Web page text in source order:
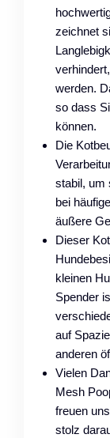
zeichnet
werden.
so dass
können.
Die
stabil, um
bei
äußere
Dieser
kleinen
Spender
auf
anderen
Vielen
Mesh
freuen
stolz